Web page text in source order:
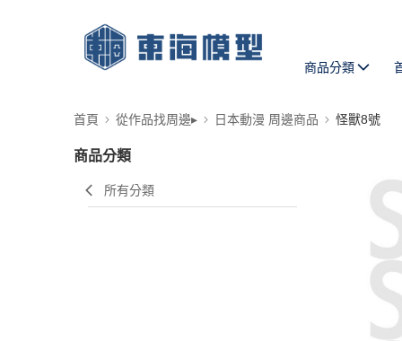
商品分類
首頁 從作品找周邊▸ 日本動漫 周邊商品 怪獸8號
商品分類
所有分類